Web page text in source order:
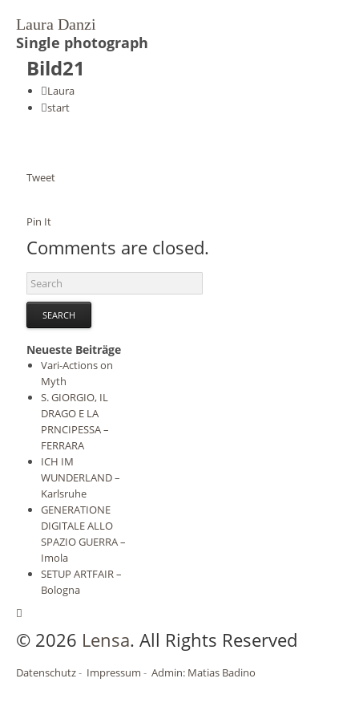
Laura Danzi
Schnitzen für Kinder
Single photograph
Bild21
Laura
start
Tweet
Pin It
Comments are closed.
Neueste Beiträge
Vari-Actions on
Myth
S. GIORGIO, IL
DRAGO E LA
PRNCIPESSA –
FERRARA
ICH IM
WUNDERLAND –
Karlsruhe
GENERATIONE
DIGITALE ALLO
SPAZIO GUERRA –
Imola
SETUP ARTFAIR –
Bologna
© 2026 Lensa. All Rights Reserved
Datenschutz- Impressum - Admin: Matias Badino